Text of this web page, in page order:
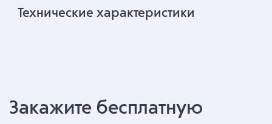
Технические характеристики
Закажите бесплатную